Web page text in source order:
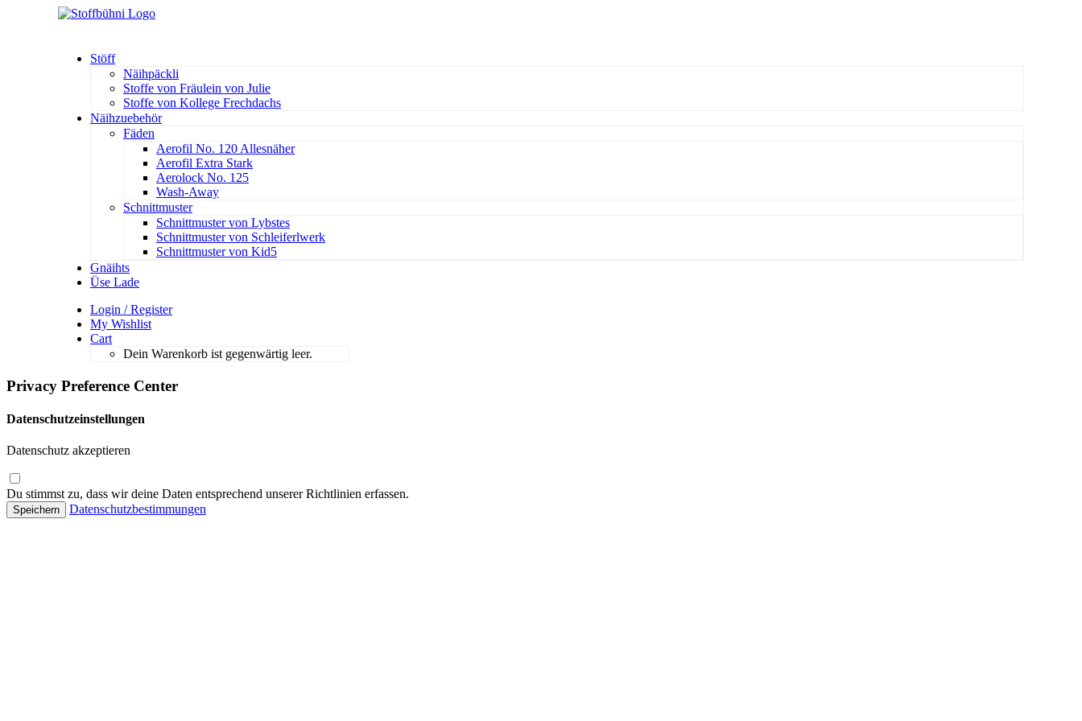
Stöff
Näihpäckli
Stoffe von Fräulein von Julie
Stoffe von Kollege Frechdachs
Näihzuebehör
Fäden
Aerofil No. 120 Allesnäher
Aerofil Extra Stark
Aerolock No. 125
Wash-Away
Schnittmuster
Schnittmuster von Lybstes
Schnittmuster von Schleiferlwerk
Schnittmuster von Kid5
Gnäihts
Üse Lade
Login / Register
My Wishlist
Cart
Dein Warenkorb ist gegenwärtig leer.
Privacy Preference Center
Datenschutzeinstellungen
Datenschutz akzeptieren
Du stimmst zu, dass wir deine Daten entsprechend unserer Richtlinien erfassen.
Datenschutzbestimmungen